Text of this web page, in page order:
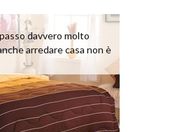
davvero molto
arredare casa non è